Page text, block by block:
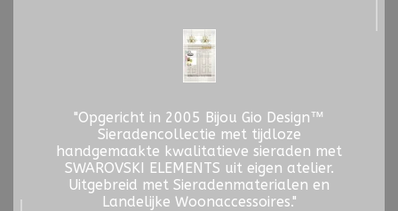
"Opgericht in 2005 Bijou Gio Design™
Sieradencollectie met tijdloze
handgemaakte kwalitatieve sieraden met
SWAROVSKI ELEMENTS uit eigen atelier.
Uitgebreid met Sieradenmaterialen en
Landelijke Woonaccessoires."